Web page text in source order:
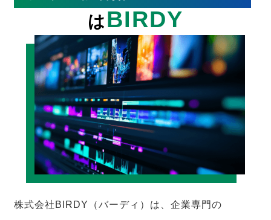
はBIRDY
株式会社BIRDY（バーディ）は、企業専門の